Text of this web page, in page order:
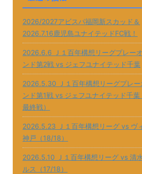
2026/2027アビスパ福岡新スカッド＆
2026.7.16鹿児島ユナイテッドFC戦！
2026.6.6 Ｊ１百年構想リーグプレー
ンド第2戦 vs ジェフユナイテッド千葉
2026.5.30 Ｊ１百年構想リーグプレー
ンド第1戦 vs ジェフユナイテッド千葉
最終戦）
2026.5.23 Ｊ１百年構想リーグ vs ヴ
神戸（18/18）
2026.5.10 Ｊ１百年構想リーグ vs 清
ルス（17/18）